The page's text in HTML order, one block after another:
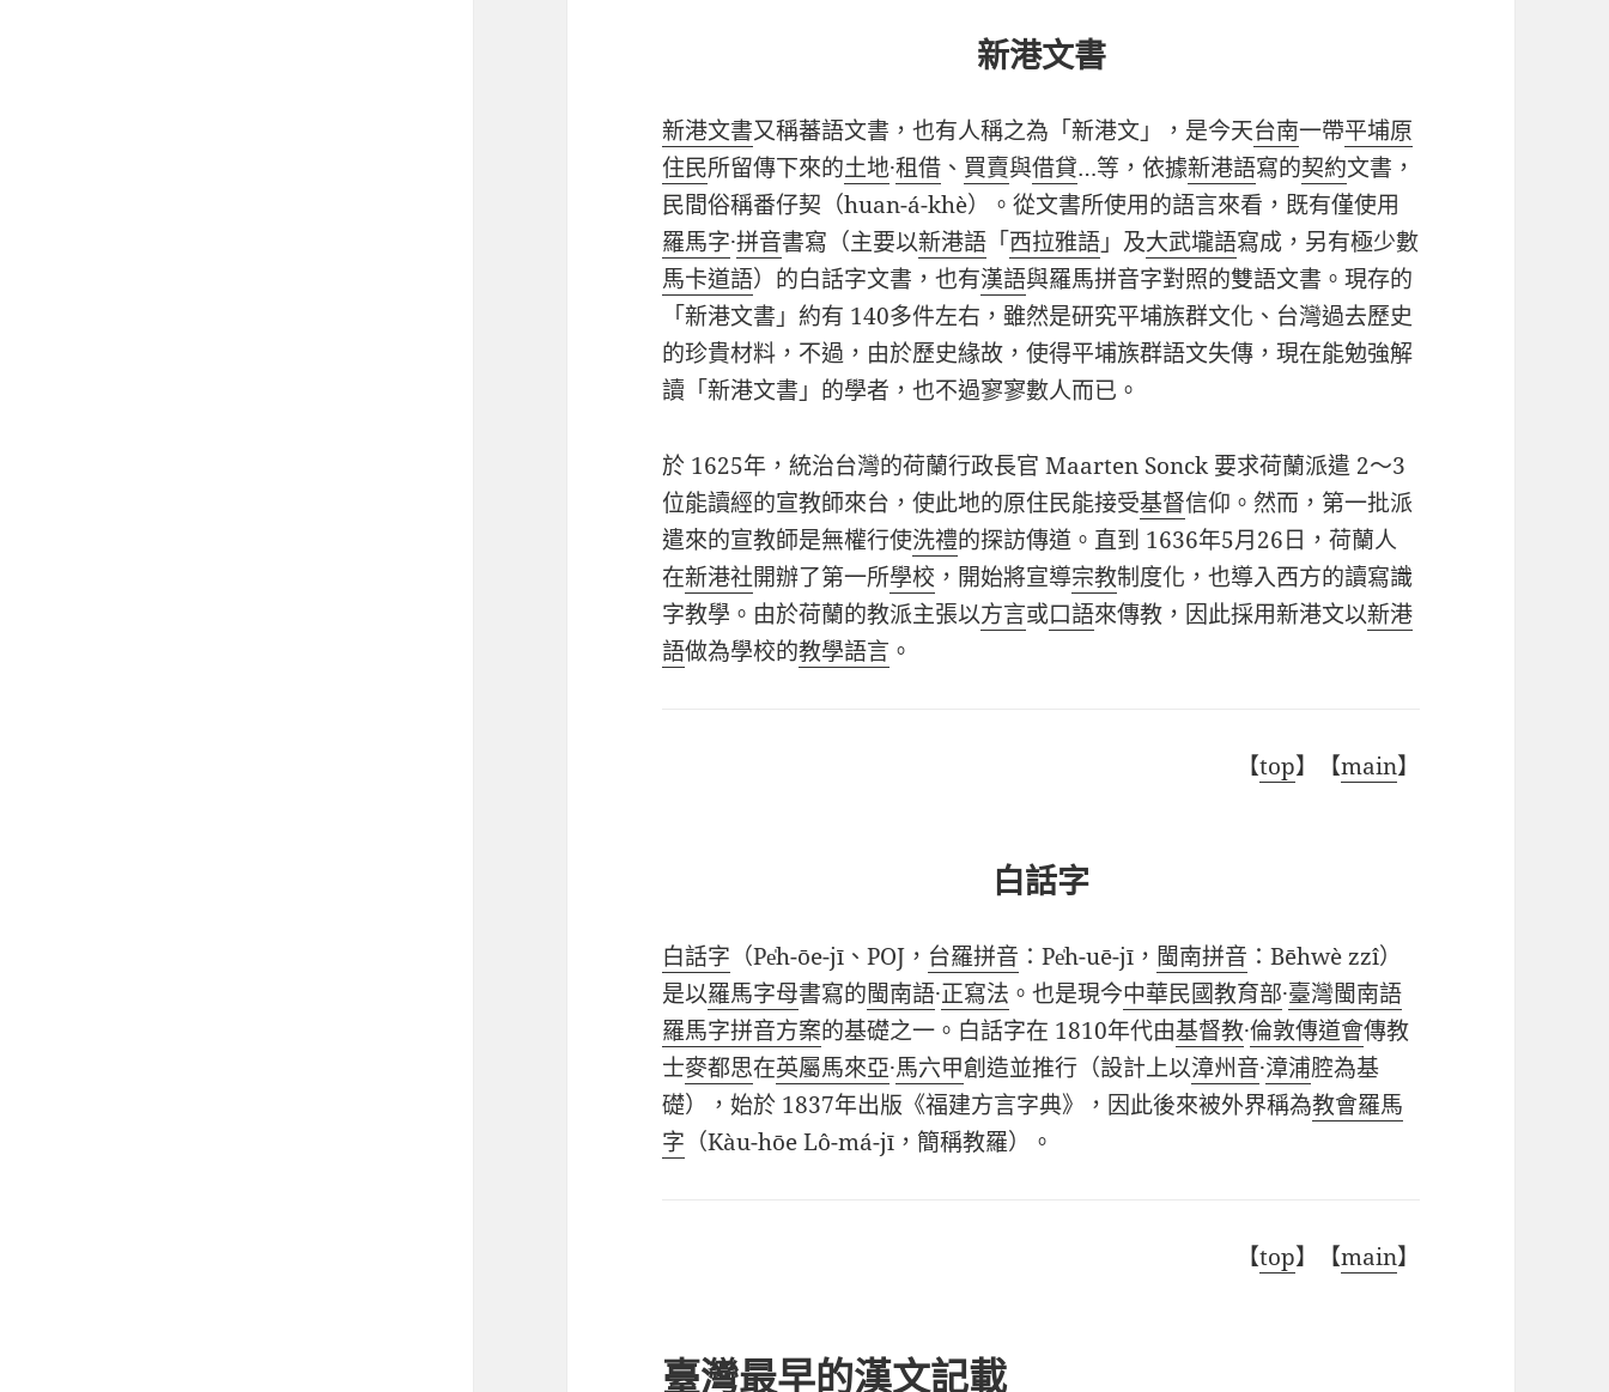
新港文書
新港文書又稱蕃語文書，也有人稱之為「新港文」，是今天台南一帶平埔原
住民所留傳下來的土地·租借 、 買賣與借貸…等，依據新港語寫的契約文書，
民間俗稱番仔契（huan-á-khè）。從文書所使用的語言來看，既有僅使用
羅馬字·拼音書寫（主要以新港語 「西拉雅語」及大武壠語寫成，另有極少數
馬卡道語）的白話字文書，也有漢語與羅馬拼音字對照的雙語文書。現存的
「新港文書」約有 140多件左右，雖然是研究平埔族群文化、台灣過去歷史
的珍貴材料，不過，由於歷史緣故，使得平埔族群語文失傳，現在能勉強解
讀「新港文書」的學者，也不過寥寥數人而已。
於 1625年，統治台灣的荷蘭行政長官 Maarten Sonck 要求荷蘭派遣 2～3
位能讀經的宣教師來台，使此地的原住民能接受基督信仰。然而，第一批派
遣來的宣教師是無權行使洗禮的探訪傳道。直到 1636年5月26日，荷蘭人
在新港社開辦了第一所學校 ，開始將宣導宗教制度化，也導入西方的讀寫識
字教學。由於荷蘭的教派主張以方言或口語來傳教，因此採用新港文以新港
語做為學校的教學語言 。
【top】【main】
白話字
白話字 （Pe̍h-ōe-jī 、POJ ， 台羅拼音 ：Pe̍h-uē-jī ， 閩南拼音 ：Bēhwè zzî）
是以羅馬字母書寫的閩南語·正寫法 。也是現今中華民國教育部·臺灣閩南語
羅馬字拼音方案的基礎之一。白話字在 1810年代由基督教·倫敦傳道會傳教
士麥都思在英屬馬來亞·馬六甲創造並推行（設計上以漳州音·漳浦腔為基
礎），始於 1837年出版《福建方言字典》，因此後來被外界稱為教會羅馬
字 （Kàu-hōe Lô-má-jī ，簡稱教羅）。
【top】【main】
臺灣最早的漢文記載